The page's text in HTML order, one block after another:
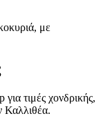
με
τιμές χονδρικής,
Καλλιθέα.